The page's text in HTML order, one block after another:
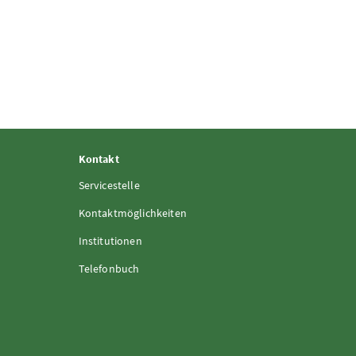
Kontakt
Servicestelle
Kontaktmöglichkeiten
Institutionen
Telefonbuch